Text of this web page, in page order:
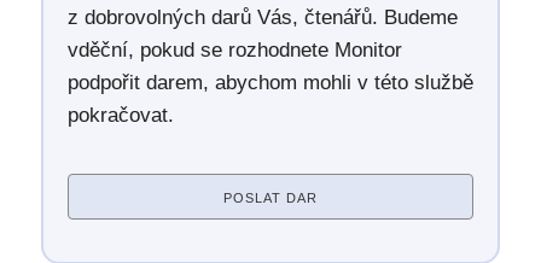
z dobrovolných darů Vás, čtenářů. Budeme
vděční, pokud se rozhodnete Monitor
podpořit darem, abychom mohli v této službě
pokračovat.
POSLAT DAR